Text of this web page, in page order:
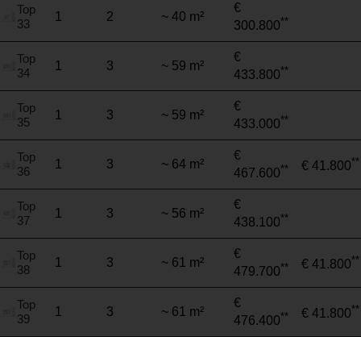
Top
33
1 2 ~ 40 m²
€
300.800**
Top
34
1 3 ~ 59 m²
€
433.800**
Top
35
1 3 ~ 59 m²
€
433.000**
Top
36
1 3 ~ 64 m²
€
467.600** € 41.800**
Top
37
1 3 ~ 56 m²
€
438.100**
Top
38
1 3 ~ 61 m²
€
479.700** € 41.800**
Top
39
1 3 ~ 61 m²
€
476.400** € 41.800**